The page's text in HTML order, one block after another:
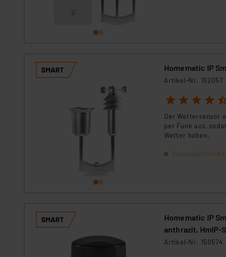
Homematic IP
Artikel-Nr. 152057
1 2 3 4 5
Der Wettersensor
per Funk aus,
Wetter haben.
Homematic IP
anthrazit, HmIP-
Artikel-Nr. 150574